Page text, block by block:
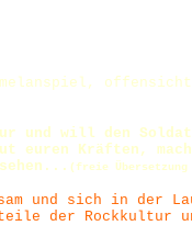
und will den
euren Kräften,
(freie
und sich in der
der